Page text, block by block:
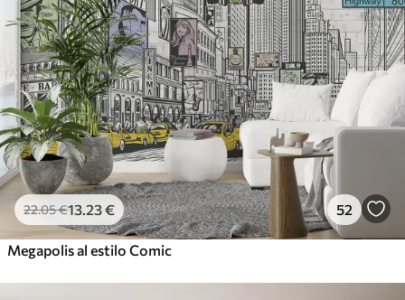
22.05€13 .23€ 52
Megapolis al estilo Comic